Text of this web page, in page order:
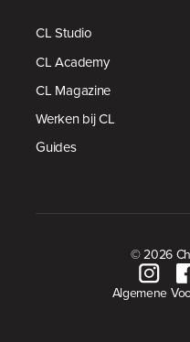
CL Studio
CL Academy
CL Magazine
Werken bij CL
Guides
© 2026
Algemene